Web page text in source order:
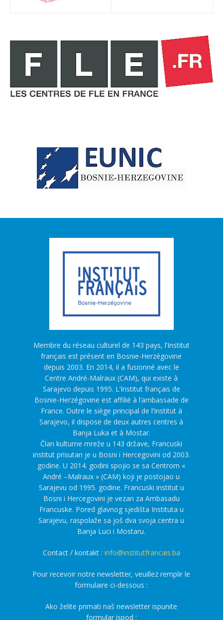
Membre du réseau culturel de 143 pays, l’Institut
français est présent en Bosnie-Herzégovine
depuis 2003. En 2014, il a fusionné avec le
Centre André-Malraux (CAM), qui existe à
Sarajevo depuis 1995. L’Institut français de
Bosnie-Herzégovine est affilié à l’ambassade de
France. Outre le siège principal de l’Institut à
Sarajevo, il dispose de deux autres centres à
Banja Luka et à Mostar.
Član kulturne mreže u 143 države, Francuski
institut prisutan je u Bosni i Hercegovini od 2003.
godine. U 2014. godini spojio se sa Centrom «
André –Malraux » (CAM) koji je postojao u
Sarajevu od 1995. godine. Francuski institut u
Bosni i Hercegovini je vezan za Ambasadu
Francuske. Pored glavnog sjedišta Instituta u
Sarajevu, raspolaže sa još dva svoja centra u
Banja Luci i Mostaru.
Contact / kontakt : info@institutfrancais.ba
Pour recevoir notre newsletter, veuillez remplir le
formulaire ci-dessous :
Ako želite primati naš newsletter ispunite
formular ispod :